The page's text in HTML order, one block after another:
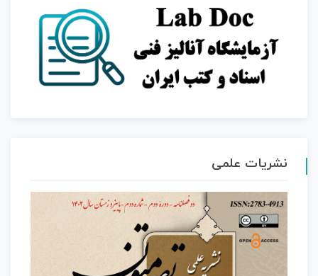
نشریات علمی